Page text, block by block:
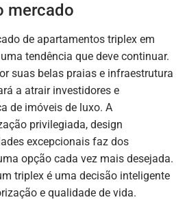
mercado
de apartamentos triplex em
tendência que deve continuar.
suas belas praias e infraestrutura
a atrair investidores e
de imóveis de luxo. A
privilegiada, design
excepcionais faz dos
opção cada vez mais desejada.
triplex é uma decisão inteligente
e qualidade de vida.